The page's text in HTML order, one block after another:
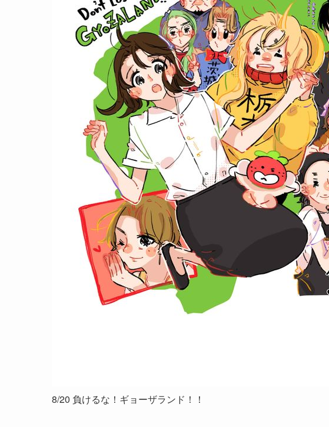
8/20 負けるな！ギョーザランド！！